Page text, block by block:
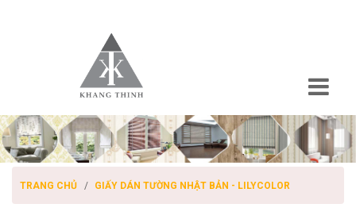
TRANG CHỦ GIẤY DÁN TƯỜNG NHẬT BẢN - LILYCOLOR